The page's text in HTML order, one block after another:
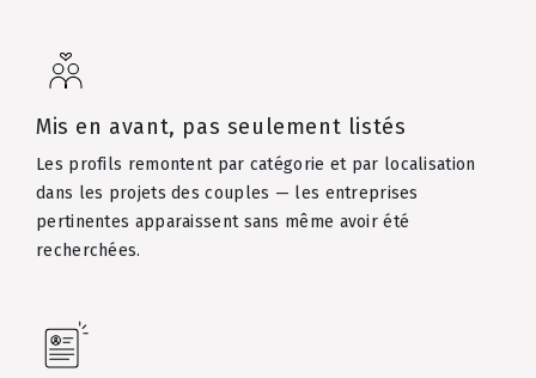
Mis en avant, pas seulement listés
Les profils remontent par catégorie et par localisation
dans les projets des couples — les entreprises
pertinentes apparaissent sans même avoir été
recherchées.